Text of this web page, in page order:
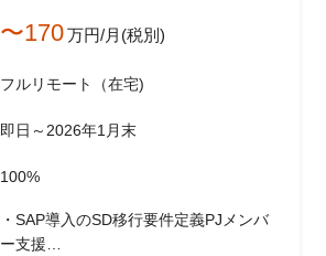
〜170万円/月(税別)
フルリモート（在宅)
即日～2026年1月末
100%
・SAP導入のSD移行要件定義PJメンバ
ー支援